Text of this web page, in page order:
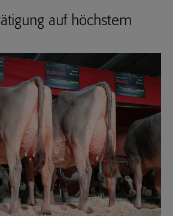
auf höchstem